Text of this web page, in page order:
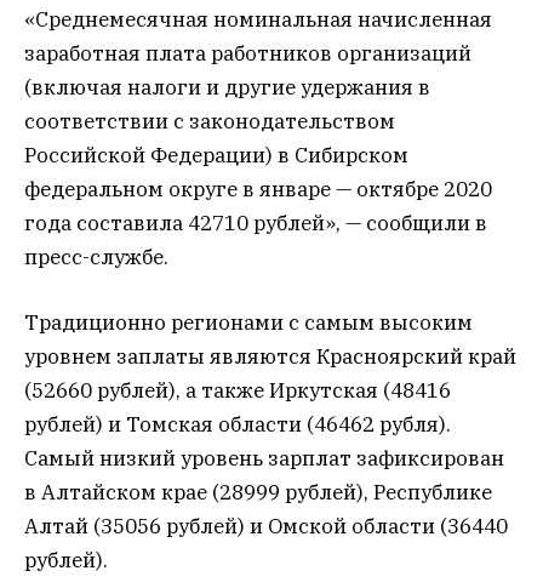
«Среднемесячная номинальная начисленная
заработная плата работников организаций
(включая налоги и другие удержания в
соответствии с законодательством
Российской Федерации) в Сибирском
федеральном округе в январе — октябре 2020
года составила 42710 рублей», — сообщили в
пресс-службе.
Традиционно регионами с самым высоким
уровнем заплаты являются Красноярский край
(52660 рублей), а также Иркутская (48416
рублей) и Томская области (46462 рубля).
Самый низкий уровень зарплат зафиксирован
в Алтайском крае (28999 рублей), Республике
Алтай (35056 рублей) и Омской области (36440
рублей).